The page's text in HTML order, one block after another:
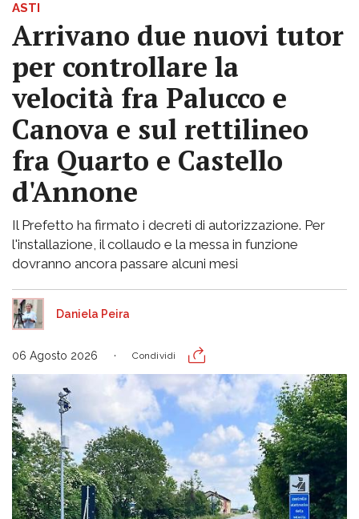
ASTI
Arrivano due nuovi tutor
per controllare la
velocità fra Palucco e
Canova e sul rettilineo
fra Quarto e Castello
d'Annone
Il Prefetto ha firmato i decreti di autorizzazione. Per
l'installazione, il collaudo e la messa in funzione
dovranno ancora passare alcuni mesi
Daniela Peira
06 Agosto 2026 Condividi